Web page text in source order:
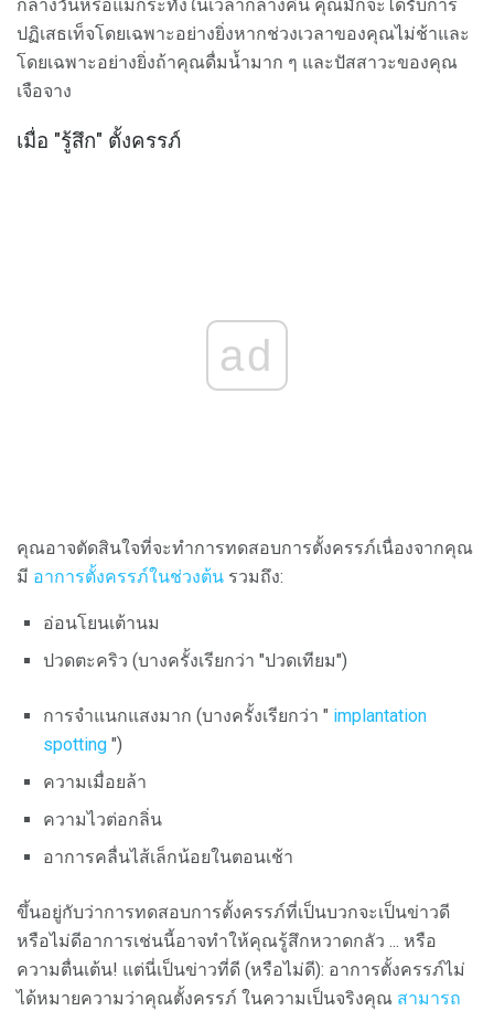
กลางวันหรือแม้กระทั่งในเวลากลางคืน คุณมักจะได้รับการ
ปฏิเสธเท็จโดยเฉพาะอย่างยิ่งหากช่วงเวลาของคุณไม่ช้าและ
โดยเฉพาะอย่างยิ่งถ้าคุณดื่มน้ำมาก ๆ และปัสสาวะของคุณ
เจือจาง
เมื่อ "รู้สึก" ตั้งครรภ์
ad
คุณอาจตัดสินใจที่จะทำการทดสอบการตั้งครรภ์เนื่องจากคุณ
มี อาการตั้งครรภ์ในช่วงต้น รวมถึง:
อ่อนโยนเต้านม
ปวดตะคริว (บางครั้งเรียกว่า "ปวดเทียม")
การจำแนกแสงมาก (บางครั้งเรียกว่า " implantation
spotting ")
ความเมื่อยล้า
ความไวต่อกลิ่น
อาการคลื่นไส้เล็กน้อยในตอนเช้า
ขึ้นอยู่กับว่าการทดสอบการตั้งครรภ์ที่เป็นบวกจะเป็นข่าวดี
หรือไม่ดีอาการเช่นนี้อาจทำให้คุณรู้สึกหวาดกลัว ... หรือ
ความตื่นเต้น! แต่นี่เป็นข่าวที่ดี (หรือไม่ดี): อาการตั้งครรภ์ไม่
ได้หมายความว่าคุณตั้งครรภ์ ในความเป็นจริงคุณ สามารถ